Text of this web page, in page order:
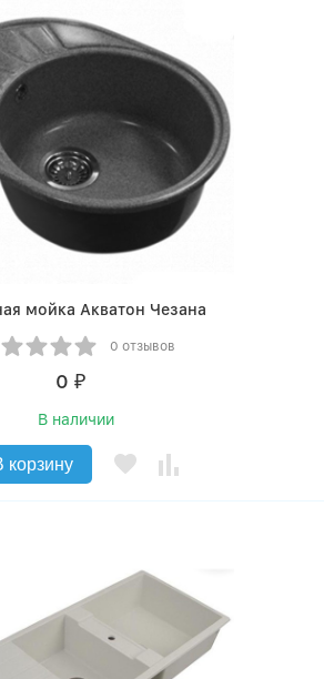
мойка Акватон Чезана
0 отзывов
0 ₽
В наличии
корзину